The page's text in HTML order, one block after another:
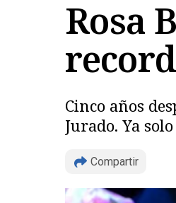
Rosa
Cinco años
Jurado. Ya
Compartir